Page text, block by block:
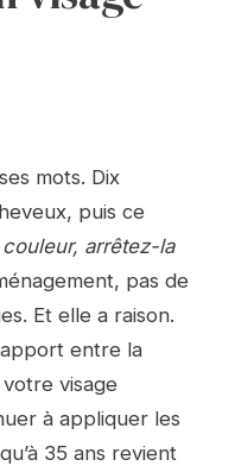
mots. Dix
puis ce
arrêtez-la
pas de
Et elle a raison.
entre la
visage
à appliquer les
35 ans revient